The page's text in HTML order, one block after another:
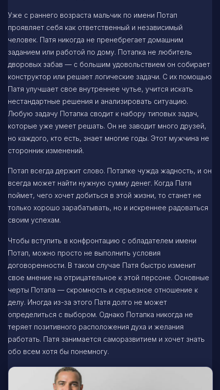
Уже с раннего возраста мальчик по имени Потап
проявляет себя как ответственный и независимый
человек. Патя никогда не пренебрегает домашним
заданием или работой по дому. Потапка не любитель
дворовых забав — с большим удовольствием он собирает
конструктор или решает логические задачи. С их помощью
Патя улучшает свое внутреннее чутье, учится искать
нестандартные решения и анализировать ситуацию.
Любую задачу Потапка сводит к набору типовых задач,
которые уже умеет решать. Он не заводит много друзей,
но каждого, кто есть, знает многие годы. Этот мужчина не
сторонник изменений.
Потап всегда держит слово. Потапке чужда жадность, и он
всегда может найти нужную сумму денег. Когда Патя
поймет, чего хочет добиться в этой жизни, то станет не
только хорошо зарабатывать, но и искреннее радоваться
своим успехам.
Чтобы вступить в конфронтацию с обладателем имени
Потап, можно просто не выполнить условия
договоренности. В таком случае Патя быстро изменит
свое мнение на отрицательное к этой персоне. Основные
черты Потапа — скромность и серьезное отношение к
делу. Иногда из-за этого Патя долго не может
определиться с выбором. Однако Потапка никогда не
теряет позитивного расположения духа и желания
работать. Патя занимается саморазвитием и хочет знать
обо всем хотя бы понемногу.